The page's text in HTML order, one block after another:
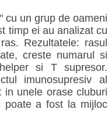
cu un grup de oameni
timp ei au analizat cu
Rezultatele: rasul
creste numarul si
si T supresor.
imunosupresiv al
unele orase cluburi
poate a fost la mijloc